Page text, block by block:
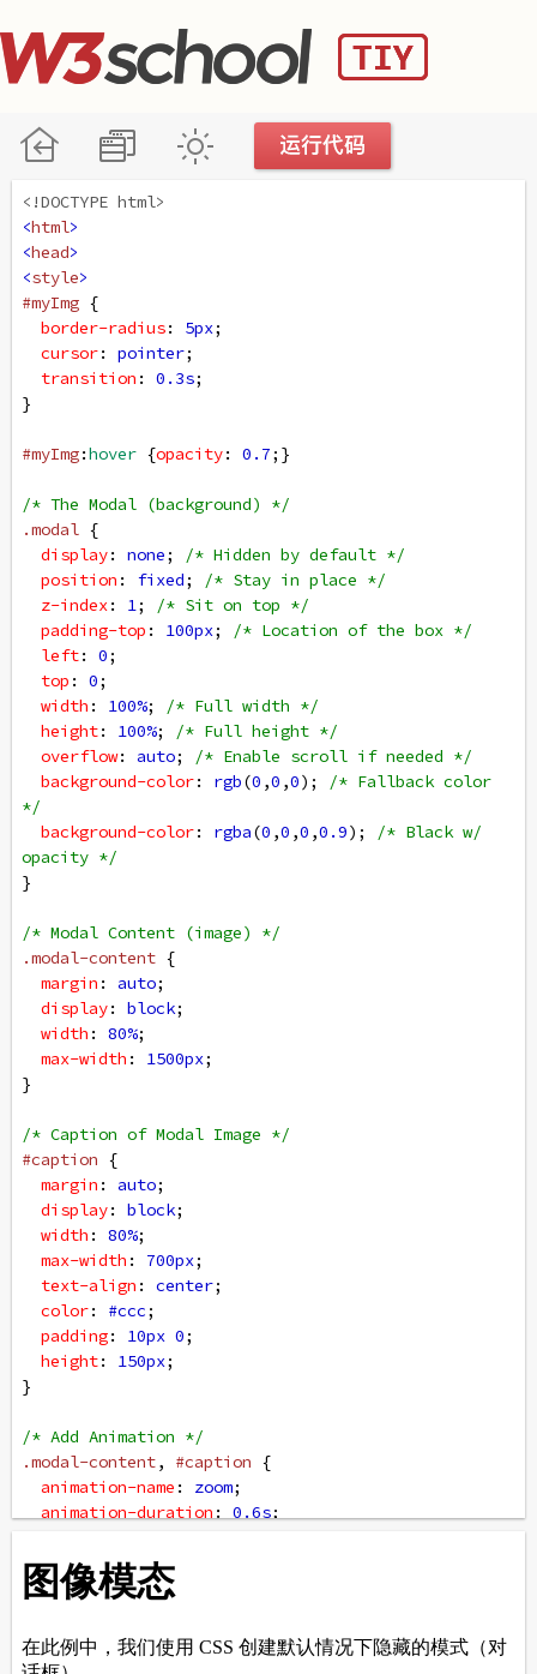
<!DOCTYPE html>
<html>
<head>
<style>
#myImg {
border-radius: 5px;
cursor: pointer;
transition : 0.3s;
}
#myImg:hover {opacity: 0.7;}
/* The Modal (background) */
.modal {
display: none;
/* Hidden by default */
position : fixed;
/* Stay in place */
z-index: 1;
/* Sit on top */
padding-top : 100px;
/* Location of the box */
left: 0;
top : 0;
width : 100%;
/* Full width */
height: 100%;
/* Full height */
overflow: auto;
/* Enable scroll if needed */
background-color: rgb(0 ,0 ,0);
/* Fallback color
*/
background-color: rgba(0 ,0 ,0 ,0.9);
/* Black w/
opacity */
}
/* Modal Content (image) */
.modal-content {
margin : auto;
display: block;
width : 80%;
max-width : 1500px;
}
/* Caption of Modal Image */
#caption {
margin : auto;
display: block;
width : 80%;
max-width : 700px;
text-align : center;
color: #ccc;
padding: 10px 0;
height: 150px;
}
/* Add Animation */
.modal-content, #caption {
animation-name : zoom;
animation-duration : 0.6s;
@keyframes zoom {
to {transform: scale 1)}
}